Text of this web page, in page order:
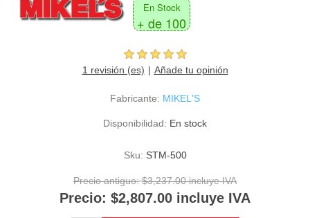
En Stock
+ de 100
1 revisión (es) Añade tu opinión
Fabricante: MIKEL'S
Disponibilidad: En stock
Sku: STM-500
Precio antiguo: $3,237.00 incluye IVA
Precio: $2,807.00 incluye IVA